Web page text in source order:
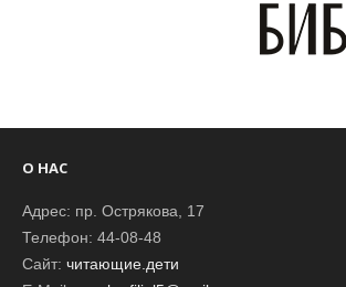
О НАС
Адрес: пр. Острякова, 17
Телефон: 44-08-48
Сайт: читающие.дети